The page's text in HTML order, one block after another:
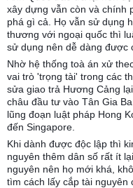
xây dựng vẫn còn và chính
phá gì cả. Họ vẫn sử dụng
thương với ngoại quốc thì
sử dụng nên dễ dàng được
Nhờ hệ thống toà án xử
vai trò 'trọng tài' trong các
sửa giao trả Hương Cảng
châu đầu tư vào Tân Gia
lũng đoạn luật pháp Hong
đến Singapore.
Khi dành được độc lập thì
nguyên thêm dân số rất ít
nguyên nên họ mới khá,
tìm cách lấy cắp tài nguyên